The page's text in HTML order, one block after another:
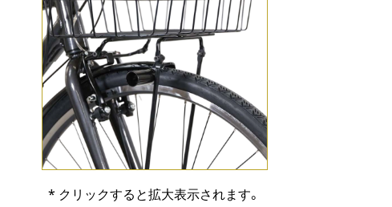
* クリックすると拡大表示されます。